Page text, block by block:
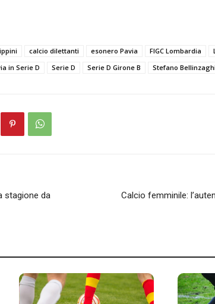
calcio dilettanti esonero Pavia FIGC Lombardia
in Serie D Serie D Serie D Girone B Stefano Bellinzaghi
stagione da
Calcio femminile: